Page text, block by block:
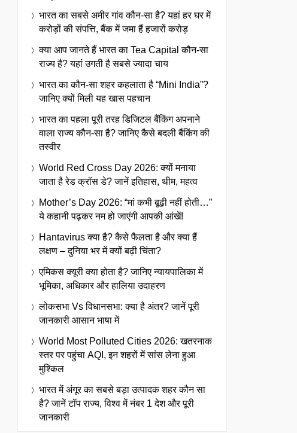
भारत का सबसे अमीर गांव कौन-सा है? यहां हर घर में
करोड़ों की संपत्ति, बैंक में जमा हैं हजारों करोड़
क्या आप जानते हैं भारत का Tea Capital कौन-सा
राज्य है? यहां उगती है सबसे ज्यादा चाय
भारत का कौन-सा शहर कहलाता है “Mini India”?
जानिए क्यों मिली यह खास पहचान
भारत का पहला पूरी तरह डिजिटल बैंकिंग अपनाने
वाला राज्य कौन-सा है? जानिए कैसे बदली बैंकिंग की
तस्वीर
World Red Cross Day 2026: क्यों मनाया
जाता है रेड क्रॉस डे? जानें इतिहास, थीम, महत्व
Mother’s Day 2026: “मां कभी बूढ़ी नहीं होती…”
ये कहानी पढ़कर नम हो जाएंगी आपकी आंखें!
Hantavirus क्या है? कैसे फैलता है और क्या हैं
लक्षण – दुनिया भर में क्यों बढ़ी चिंता?
एमिकस क्यूरी क्या होता है? जानिए न्यायपालिका में
भूमिका, अधिकार और हालिया उदाहरण
लोकसभा Vs विधानसभा: क्या है अंतर? जानें पूरी
जानकारी आसान भाषा में
World Most Polluted Cities 2026: खतरनाक
स्तर पर पहुंचा AQI, इन शहरों में सांस लेना हुआ
मुश्किल
भारत में अंगूर का सबसे बड़ा उत्पादक शहर कौन सा
है? जानें टॉप राज्य, विश्व में नंबर 1 देश और पूरी
जानकारी